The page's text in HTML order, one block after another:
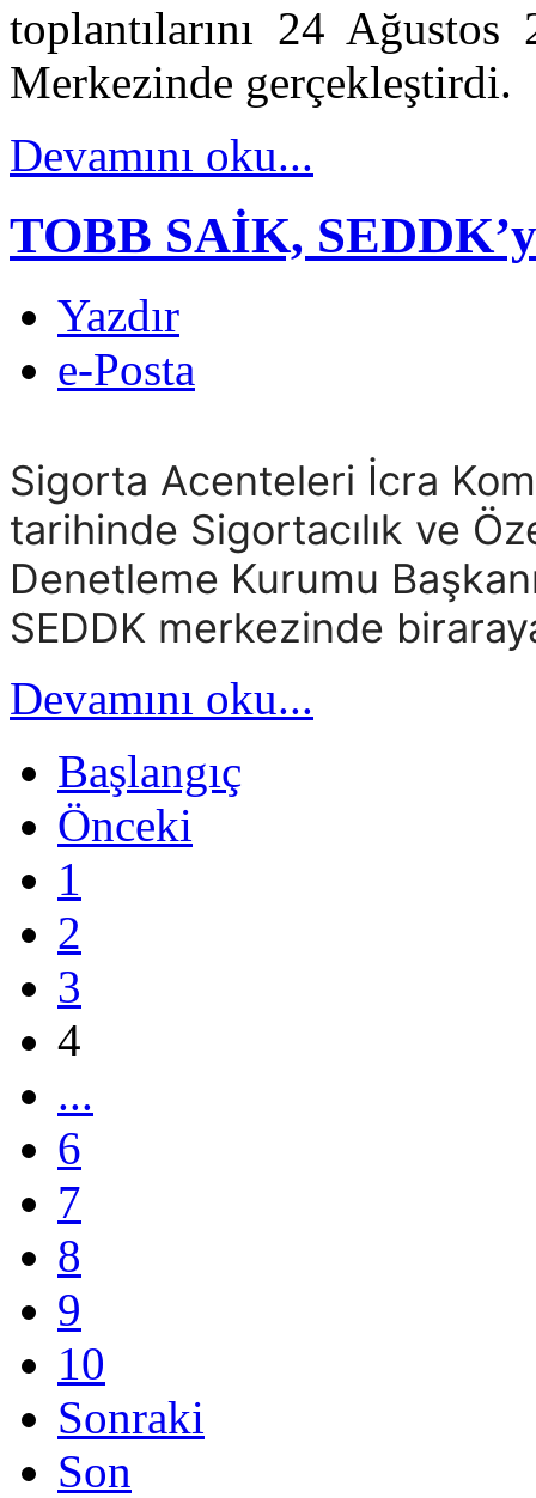
toplantılarını 24
Merkezinde gerçekleştirdi.
Devamını oku...
TOBB SAİK,
Yazdır
e-Posta
Sigorta Acenteleri İcra
tarihinde Sigortacılık ve
Denetleme Kurumu
SEDDK merkezinde
Devamını oku...
Başlangıç
Önceki
1
2
3
4
...
6
7
8
9
10
Sonraki
Son